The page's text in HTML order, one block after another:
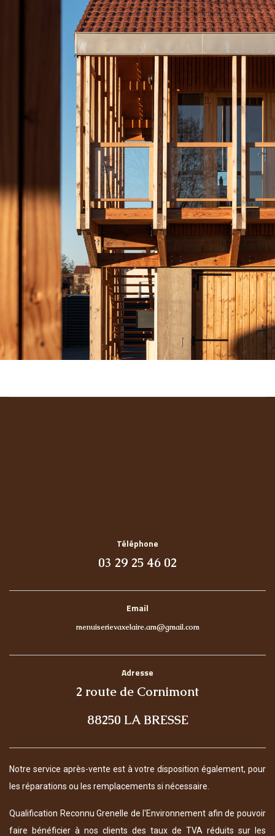
Téléphone
03 29 25 46 02
Email
menuiserievaxelaire.am@gmail.com
Adresse
2 route de Cornimont
88250 LA BRESSE
Notre service après-vente est à votre disposition également, pour
les réparations ou les remplacements si nécessaire.
Qualification Reconnu Grenelle de l'Environnement afin de pouvoir
faire bénéficier à nos clients des taux de TVA réduits sur les